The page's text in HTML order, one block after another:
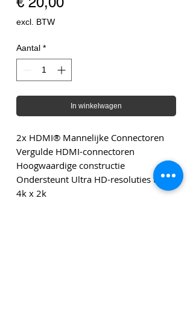
excl. BTW
Aantal *
In winkelwagen
2x HDMI® Mannelijke Connectoren
Vergulde HDMI-connectoren
Hoogwaardige constructie
Ondersteunt Ultra HD-resoluties tot
4k x 2k